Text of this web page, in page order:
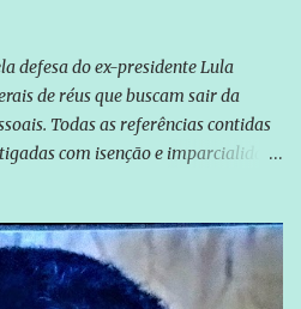
defesa do ex-presidente Lula
de réus que buscam sair da
Todas as referências contidas
com isenção e imparcialidade
citada na delação de
atuou para promover o Brasil no
determinadas empresas ou